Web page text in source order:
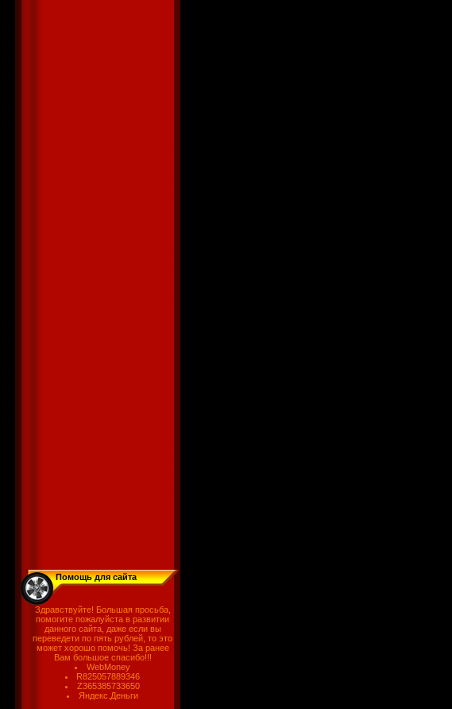
Помощь для сайта
Здравствуйте! Большая просьба,
помогите пожалуйста в развитии
данного сайта, даже если вы
переведети по пять рублей, то это
может хорошо помочь! За ранее
Вам большое спасибо!!!
WebMoney
R825057889346
Z365385733650
Яндекс.Деньги